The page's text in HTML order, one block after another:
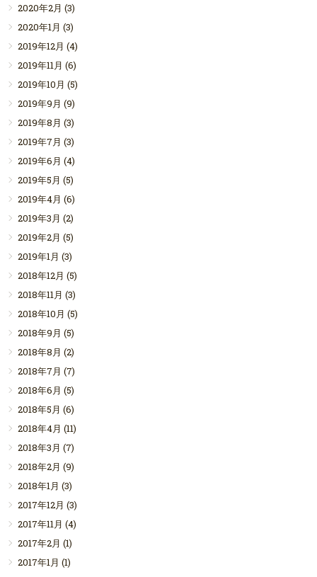
2020年2月 (3)
2020年1月 (3)
2019年12月 (4)
2019年11月 (6)
2019年10月 (5)
2019年9月 (9)
2019年8月 (3)
2019年7月 (3)
2019年6月 (4)
2019年5月 (5)
2019年4月 (6)
2019年3月 (2)
2019年2月 (5)
2019年1月 (3)
2018年12月 (5)
2018年11月 (3)
2018年10月 (5)
2018年9月 (5)
2018年8月 (2)
2018年7月 (7)
2018年6月 (5)
2018年5月 (6)
2018年4月 (11)
2018年3月 (7)
2018年2月 (9)
2018年1月 (3)
2017年12月 (3)
2017年11月 (4)
2017年2月 (1)
2017年1月 (1)